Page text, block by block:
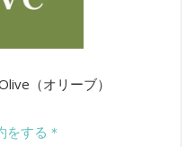
（オリーブ）
をする＊